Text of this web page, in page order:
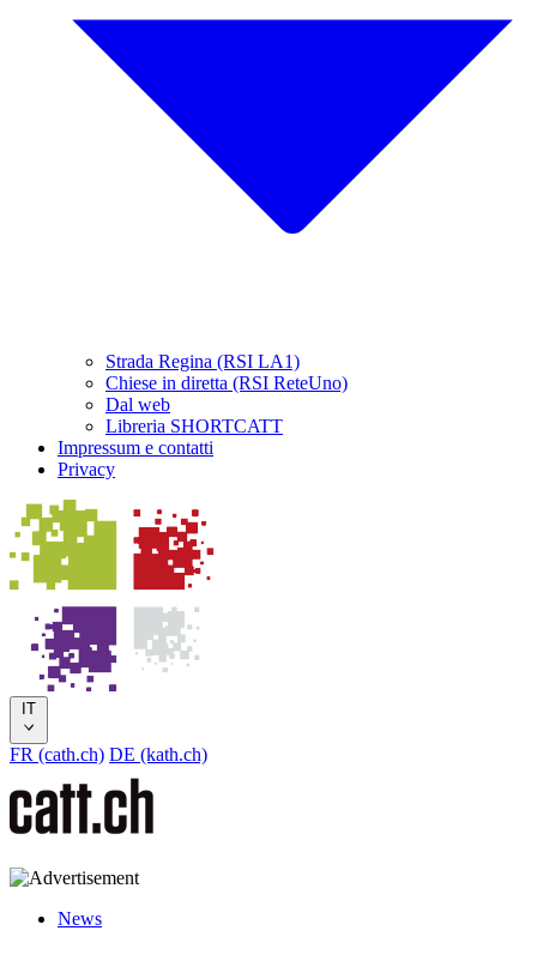
Strada Regina (RSI LA1)
Chiese in diretta (RSI ReteUno)
Dal web
Libreria SHORTCATT
Impressum e contatti
Privacy
IT
FR (cath.ch) DE (kath.ch)
News